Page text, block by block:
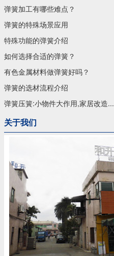
弹簧加工有哪些难点？
弹簧的特殊场景应用
特殊功能的弹簧介绍
如何选择合适的弹簧？
有色金属材料做弹簧好吗？
弹簧的选材流程介绍
弹簧压簧:小物件大作用,家居改造...
关于我们